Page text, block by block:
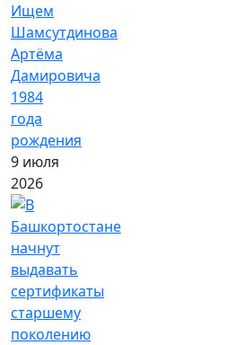
Ищем
Шамсутдинова
Артёма
Дамировича
1984
года
рождения
9 июля
2026